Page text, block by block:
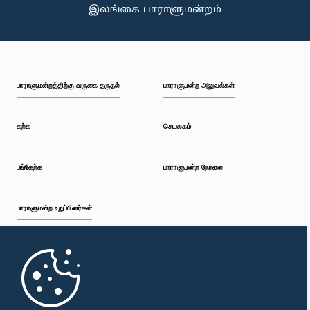
கௌரவ அர்ஜுன ரணதுங்க, பா.உ.
பாராளுமன்றத்திற்கு வருகை தருதல்
கற்க
பங்கேற்க
பாராளுமன்ற உறுப்பினர்கள்
முதற்பக்கம்
பாராளுமன்ற அலுவல்கள்
செயலகம்
பாராளுமன்ற நேரலை
பாராளுமன்ற கையடக்க செயலி